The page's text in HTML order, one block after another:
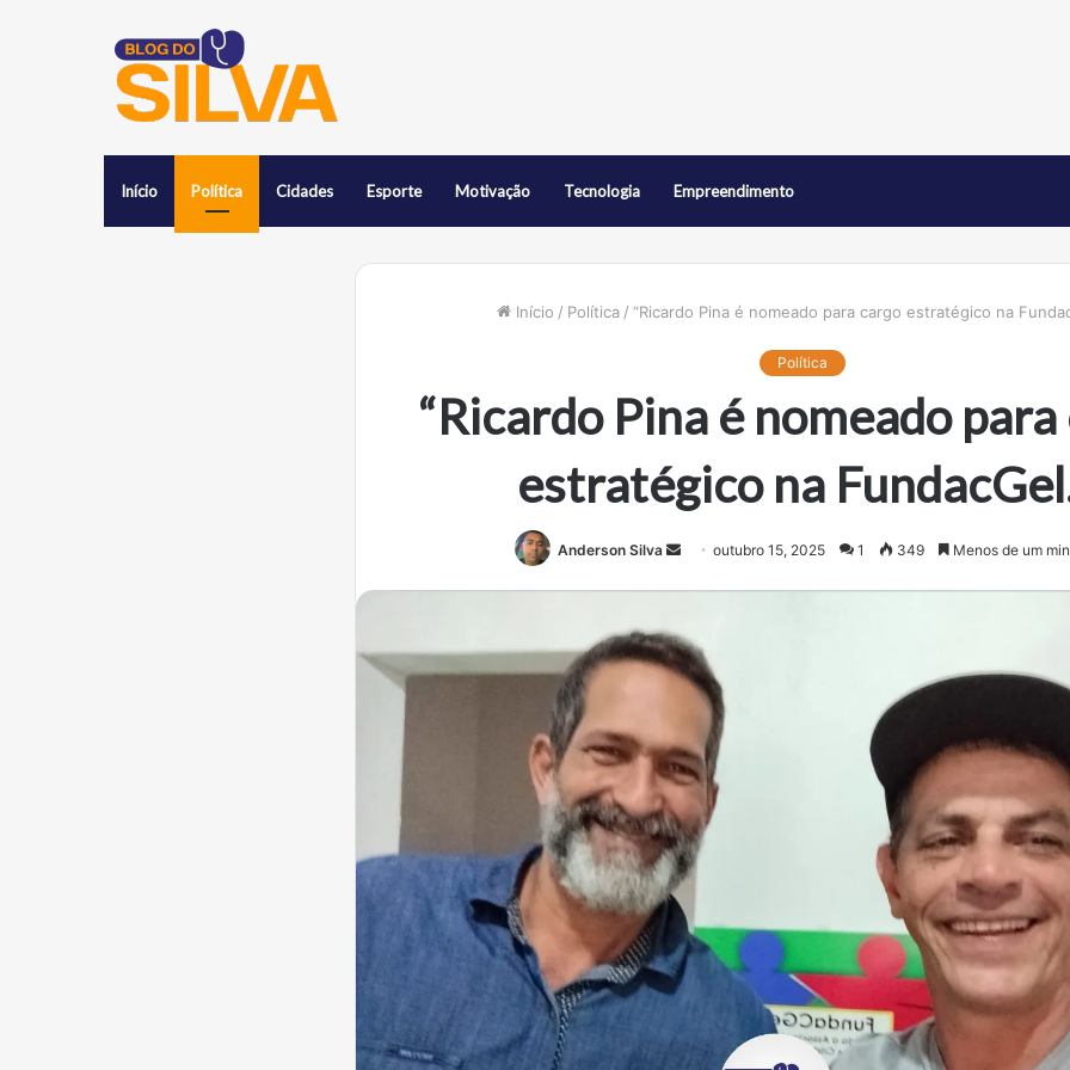
Início Política Cidades Esporte Motivação Tecnologia Empreendimento
Início / Política / “Ricardo Pina é nomeado para cargo estratégico na
Política
“Ricardo Pina é nomeado
estratégico na
Anderson Silva
M
d
e
-
m
a
i
outubro 15, 2025 1 349 Menos de um